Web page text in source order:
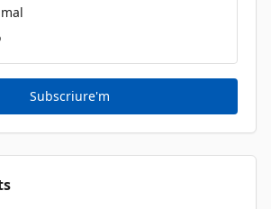
i de Gènere
Subscriure'm